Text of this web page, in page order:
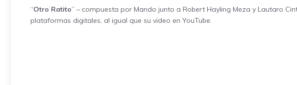
“Otro Ratito” – compuesta por Mando junto a Robert Hayling Meza y Lautaro
plataformas digitales, al igual que su video en YouTube.